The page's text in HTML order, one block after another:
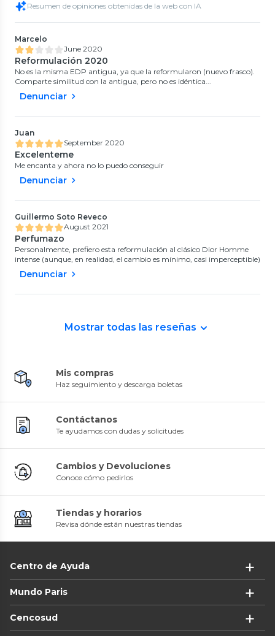
Resumen de opiniones obtenidas de la web con IA
Marcelo
June 2020
Reformulación 2020
No es la misma EDP antigua, ya que la reformularon (nuevo frasco).
Comparte similitud con la antigua, pero no es idéntica...
Denunciar
Juan
September 2020
Excelenteme
Me encanta y ahora no lo puedo conseguir
Denunciar
Guillermo Soto Reveco
August 2021
Perfumazo
Personalmente, prefiero esta reformulación al clásico Dior Homme
intense (aunque, en realidad, el cambio es mínimo, casi imperceptible)
Denunciar
Mostrar todas las reseñas
Mis compras
Haz seguimiento y descarga boletas
Contáctanos
Te ayudamos con dudas y solicitudes
Cambios y Devoluciones
Conoce cómo pedirlos
Tiendas y horarios
Revisa dónde están nuestras tiendas
Centro de Ayuda
Mundo Paris
Cencosud